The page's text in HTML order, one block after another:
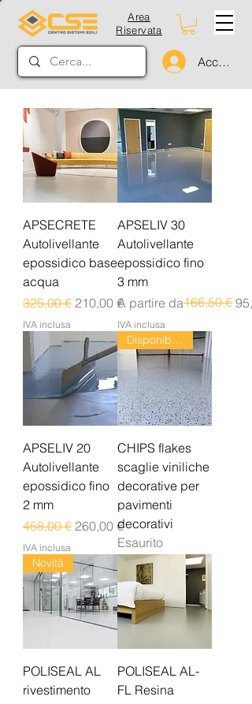
Area
Riservata
Accedi
APSECRETE
Autolivellante
epossidico base
acqua
Prezzo regolare
325,00 € Prezzo scontato
210,00 €
IVA inclusa
APSELIV 30
Autolivellante
epossidico fino
3 mm
A partire da
Prezzo regolare166,50 €
Prezzo scontato
IVA inclusa
APSELIV 20
Autolivellante
epossidico fino
2 mm
Prezzo regolare
458,00 € Prezzo scontato
260,00 €
IVA inclusa
Disponibile dal 24/08
CHIPS flakes
scaglie viniliche
decorative per
pavimenti
decorativi
Esaurito
Novità
POLISEAL AL
rivestimento
POLISEAL AL-
FL Resina